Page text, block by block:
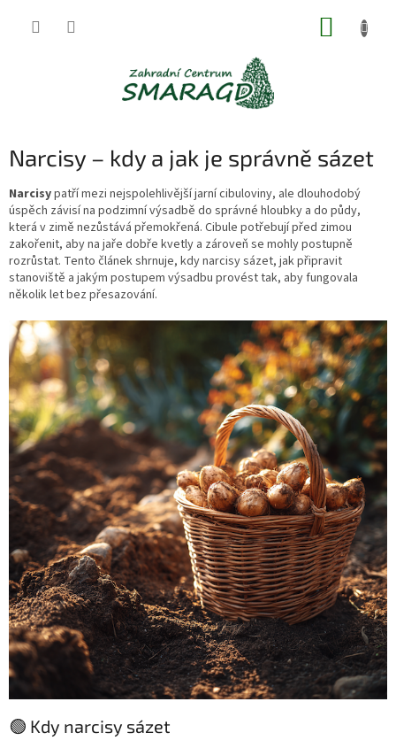
Narcisy – kdy a jak je správně sázet
Narcisypatří mezi nejspolehlivější jarní cibuloviny, ale dlouhodobý
úspěch závisí na podzimní výsadbě do správné hloubky a do půdy,
která v zimě nezůstává přemokřená. Cibule potřebují před zimou
zakořenit, aby na jaře dobře kvetly a zároveň se mohly postupně
rozrůstat. Tento článek shrnuje, kdy narcisy sázet, jak připravit
stanoviště a jakým postupem výsadbu provést tak, aby fungovala
několik let bez přesazování.
🟢 Kdy narcisy sázet